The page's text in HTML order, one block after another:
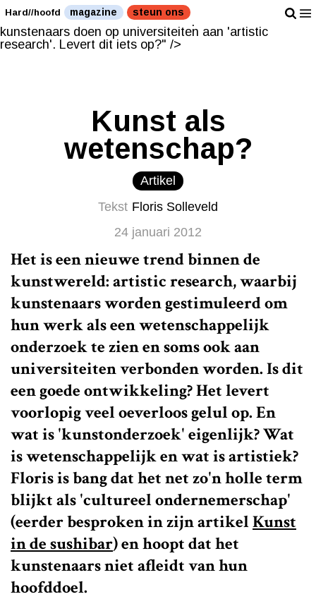
Steeds meer kunstenaars doen op universiteiten aan
'artistic research'. Levert dit iets op?" />
Steeds meer
kunstenaars doen op universiteiten aan 'artistic
research'. Levert dit iets op?" />
Hard//hoofd magazine steun ons
Kunst als
wetenschap?
Artikel
Tekst Floris Solleveld
24 januari 2012
Het is een nieuwe trend binnen de
kunstwereld: artistic research, waarbij
kunstenaars worden gestimuleerd om
hun werk als een wetenschappelijk
onderzoek te zien en soms ook aan
universiteiten verbonden worden. Is dit
een goede ontwikkeling? Het levert
voorlopig veel oeverloos gelul op. En
wat is 'kunstonderzoek' eigenlijk? Wat
is wetenschappelijk en wat is artistiek?
Floris is bang dat het net zo'n holle term
blijkt als 'cultureel ondernemerschap'
(eerder besproken in zijn artikelKunst
in de sushibar) en hoopt dat het
kunstenaars niet afleidt van hun
hoofddoel.